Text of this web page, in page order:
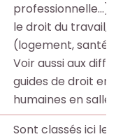
professionnelle…),
le droit du travail,
(logement, santé,
Voir aussi aux
guides de droit en
humaines en salle
Sont classés ici les